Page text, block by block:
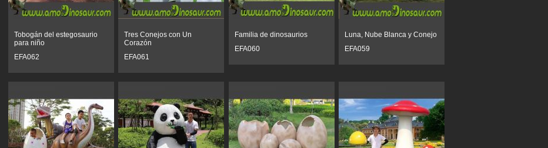
Tobogán del estegosaurio
para niño
EFA062
Tres Conejos con Un
Corazón
EFA061
Familia de dinosaurios
EFA060
Luna, Nube Blanca y Conejo
EFA059